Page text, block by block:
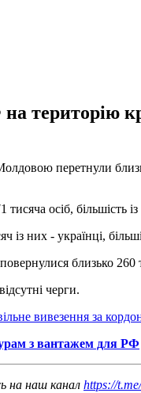
територію
перетнули
осіб, більшість
них - українці,
повернулися близько
черги.
вивезення за
з вантажем для РФ
на наш канал https://